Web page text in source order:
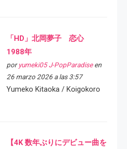
「HD」北岡夢子 恋心
1988年
por yumeki05 J-PopParadiseen
26 marzo 2026 a las 3:57
Yumeko Kitaoka / Koigokoro
【4K 数年ぶりにデビュー曲を